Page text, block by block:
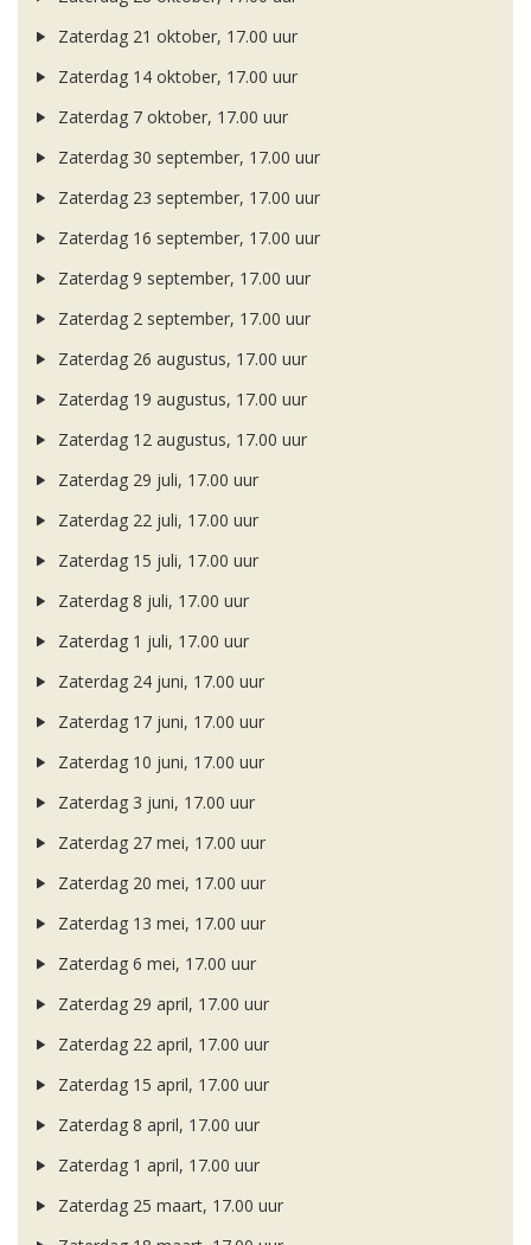
Zaterdag 21 oktober, 17.00 uur
Zaterdag 14 oktober, 17.00 uur
Zaterdag 7 oktober, 17.00 uur
Zaterdag 30 september, 17.00 uur
Zaterdag 23 september, 17.00 uur
Zaterdag 16 september, 17.00 uur
Zaterdag 9 september, 17.00 uur
Zaterdag 2 september, 17.00 uur
Zaterdag 26 augustus, 17.00 uur
Zaterdag 19 augustus, 17.00 uur
Zaterdag 12 augustus, 17.00 uur
Zaterdag 29 juli, 17.00 uur
Zaterdag 22 juli, 17.00 uur
Zaterdag 15 juli, 17.00 uur
Zaterdag 8 juli, 17.00 uur
Zaterdag 1 juli, 17.00 uur
Zaterdag 24 juni, 17.00 uur
Zaterdag 17 juni, 17.00 uur
Zaterdag 10 juni, 17.00 uur
Zaterdag 3 juni, 17.00 uur
Zaterdag 27 mei, 17.00 uur
Zaterdag 20 mei, 17.00 uur
Zaterdag 13 mei, 17.00 uur
Zaterdag 6 mei, 17.00 uur
Zaterdag 29 april, 17.00 uur
Zaterdag 22 april, 17.00 uur
Zaterdag 15 april, 17.00 uur
Zaterdag 8 april, 17.00 uur
Zaterdag 1 april, 17.00 uur
Zaterdag 25 maart, 17.00 uur